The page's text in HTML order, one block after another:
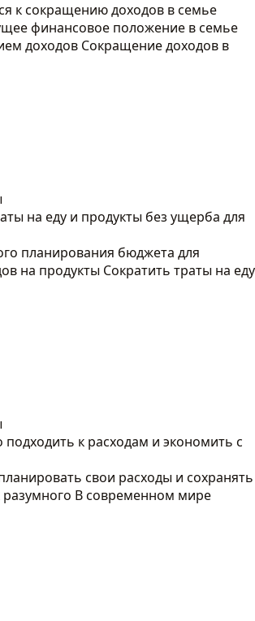
к сокращению доходов в семье
финансовое положение в семье
доходов Сокращение доходов в
на еду и продукты без ущерба для
планирования бюджета для
на продукты Сократить траты на еду
к расходам и экономить с
свои расходы и сохранять
В современном мире